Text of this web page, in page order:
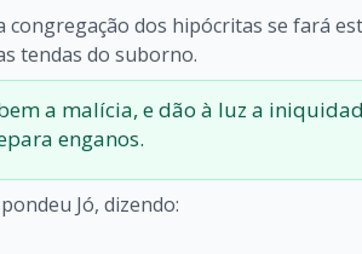
congregação dos hipócritas se fará
tendas do suborno.
a malícia, e dão à luz a
enganos.
Jó, dizendo: